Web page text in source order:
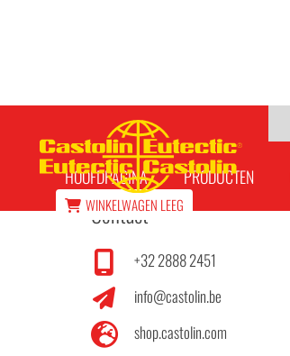
HOOFDPAGINA PRODUCTEN
WINKELWAGEN LEEG
Algemene voorwaarden
Contact
+32 2888 2451
info@castolin.be
shop.castolin.com